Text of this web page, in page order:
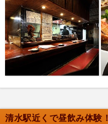
清水駅近くで昼飲み体験！